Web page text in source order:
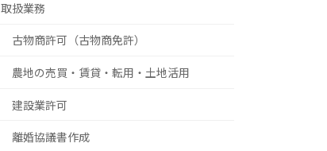
取扱業務
古物商許可（古物商免許）
農地の売買・賃貸・転用・土地活用
建設業許可
離婚協議書作成